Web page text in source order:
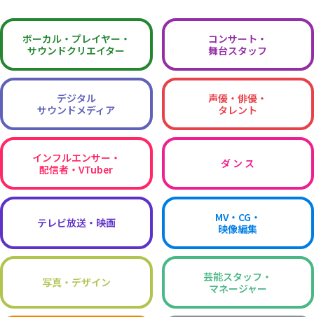
ボーカル・ プレイヤー・
サウンドクリエイター
コンサート・
舞台スタッフ
デジタル
サウンドメディア
声優・俳優・
タレント
インフルエンサー・
配信者・VTuber
ダ ン ス
テレビ放送・映画
MV・CG・
映像編集
写真・デザイン
芸能スタッフ・
マネージャー